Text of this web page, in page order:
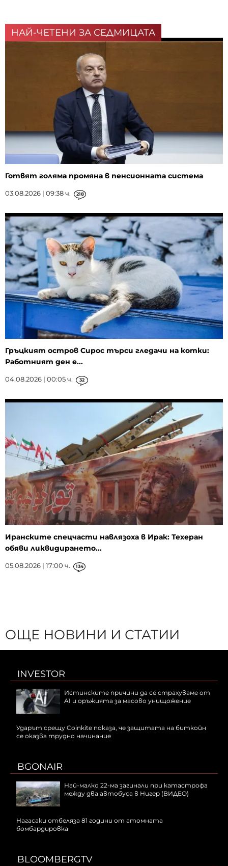
НАЙ-ЧЕТЕНИ ЗА СЕДМИЦАТА
Готвят голяма промяна в пенсионната система
03.08.2026 | 09:38 ч. 218
Гръцкият остров Сирос търси гледачи на котки:
Работният ден е...
04.08.2026 | 00:05 ч. 32
Иранските спецчасти навлязоха в Ирак: Техеран
обяви ликвидирането...
05.08.2026 | 17:00 ч. 134
ОЩЕ НОВИНИ И СТАТИИ
INVESTOR
Истинските причини да се страхуваме от
AI и оръжията за масово унищожение
Ударът срещу Coinkite показа, че защитата на биткойн
се оказва трудно начинание
BGONAIR
Най-малко 22-ма загинали при катастрофа
между два автобуса в Нигер (ВИДЕО)
Нагасаки отбеляза 81 години от атомната
бомбардировка
BLOOMBERGTV